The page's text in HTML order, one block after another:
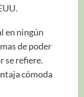
en ningún
de poder
se refiere.
cómoda